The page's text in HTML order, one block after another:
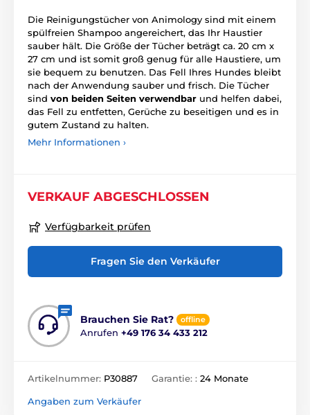
Die Reinigungstücher von Animology sind mit einem
spülfreien Shampoo angereichert, das Ihr Haustier
sauber hält. Die Größe der Tücher beträgt ca. 20 cm x
27 cm und ist somit groß genug für alle Haustiere, um
sie bequem zu benutzen. Das Fell Ihres Hundes bleibt
nach der Anwendung sauber und frisch. Die Tücher
sind von beiden Seiten verwendbar und helfen dabei,
das Fell zu entfetten, Gerüche zu beseitigen und es in
gutem Zustand zu halten.
Mehr Informationen ›
VERKAUF ABGESCHLOSSEN
Verfügbarkeit prüfen
Fragen Sie den Verkäufer
Brauchen Sie Rat? offline
Anrufen +49 176 34 433 212
Artikelnummer: P30887 Garantie: : 24 Monate
Angaben zum Verkäufer